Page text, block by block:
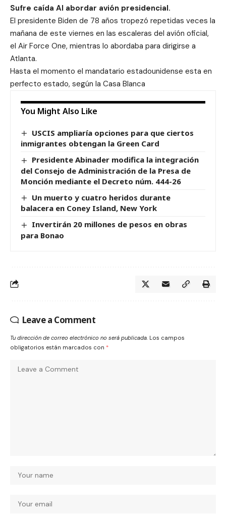
Sufre caída Al abordar avión presidencial.
El presidente Biden de 78 años tropezó repetidas veces la
mañana de este viernes en las escaleras del avión oficial,
el Air Force One, mientras lo abordaba para dirigirse a
Atlanta.
Hasta el momento el mandatario estadounidense esta en
perfecto estado, según la Casa Blanca
You Might Also Like
USCIS ampliaría opciones para que ciertos
inmigrantes obtengan la Green Card
Presidente Abinader modifica la integración
del Consejo de Administración de la Presa de
Monción mediante el Decreto núm. 444-26
Un muerto y cuatro heridos durante
balacera en Coney Island, New York
Invertirán 20 millones de pesos en obras
para Bonao
Leave a Comment
Tu dirección de correo electrónico no será publicada. Los campos
obligatorios están marcados con *